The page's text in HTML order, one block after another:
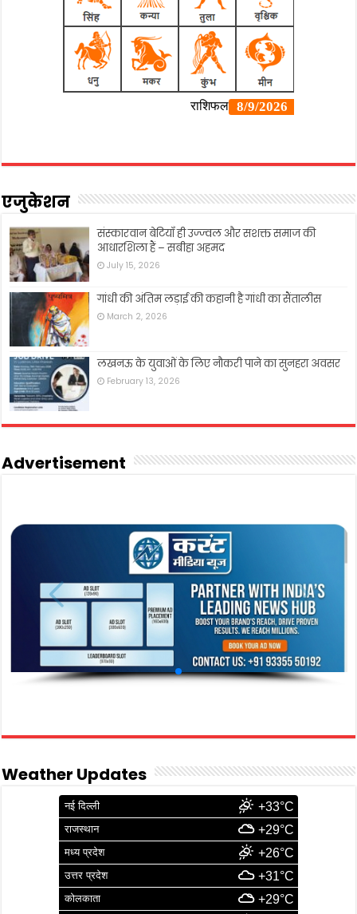
एजुकेशन
संस्कारवान बेटियाँ ही उज्ज्वल और सशक्त समाज की
आधारशिला हैं – सबीहा अहमद
July 15, 2026
गांधी की अंतिम लड़ाई की कहानी है गांधी का सैंतालीस
March 2, 2026
लखनऊ के युवाओं के लिए नौकरी पाने का सुनहरा अवसर
February 13, 2026
Advertisement
Weather Updates
नई दिल्ली +33°C
राजस्थान +29°C
मध्य प्रदेश +26°C
उत्तर प्रदेश +31°C
कोलकाता +29°C